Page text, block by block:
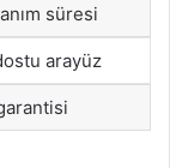
süresi
arayüz